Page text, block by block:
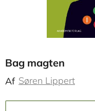
Bag magten
Af Søren Lippert